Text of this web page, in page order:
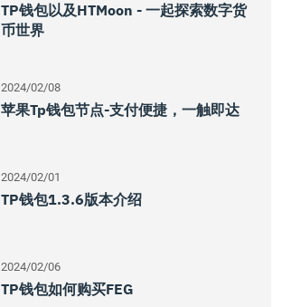
TP钱包以及HTMoon - 一起探索数字货
币世界
2024/02/08
苹果tp钱包节点-支付便捷，一触即达
2024/02/01
TP钱包1.3.6版本介绍
2024/02/06
TP钱包如何购买FEG